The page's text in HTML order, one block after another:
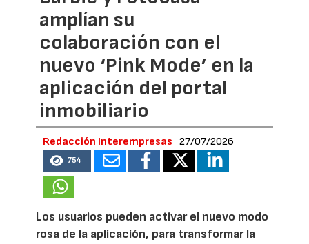
amplían su
colaboración con el
nuevo ‘Pink Mode’ en la
aplicación del portal
inmobiliario
Redacción Interempresas 27/07/2026
754
Los usuarios pueden activar el nuevo modo
rosa de la aplicación, para transformar la